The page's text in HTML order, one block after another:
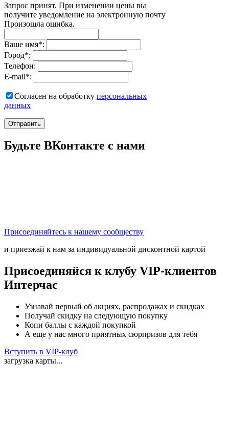
Запрос принят. При изменении цены вы
получите уведомление на электронную почту
Произошла ошибка.
Ваше имя*:
Город*:
Телефон:
E-mail*:
Согласен на обработку персональныx
данных
Отправить
Будьте ВКонтакте с нами
Присоединяйтесь к нашему сообществу
и приезжай к нам за индивидуальной дисконтной картой
Присоединяйся к клубу VIP-клиентов
Интерчас
Узнавай первый об акциях, распродажах и скидках
Получай скидку на следующую покупку
Копи баллы с каждой покупкой
А еще у нас много приятных сюрпризов для тебя
Вступить в VIP-клуб
загрузка карты...